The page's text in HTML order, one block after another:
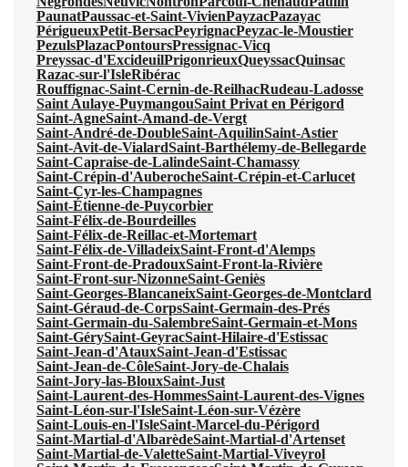
PaunatPaussac-et-Saint-VivienPayzacPazayac
PérigueuxPetit-BersacPeyrignacPeyzac-le-Moustier
PezulsPlazacPontoursPressignac-Vicq
Preyssac-d'ExcideuilPrigonrieuxQueyssacQuinsac
Razac-sur-l'IsleRibérac
Rouffignac-Saint-Cernin-de-ReilhacRudeau-Ladosse
Saint Aulaye-PuymangouSaint Privat en Périgord
Saint-AgneSaint-Amand-de-Vergt
Saint-André-de-DoubleSaint-AquilinSaint-Astier
Saint-Avit-de-VialardSaint-Barthélemy-de-Bellegarde
Saint-Capraise-de-LalindeSaint-Chamassy
Saint-Crépin-d'AuberocheSaint-Crépin-et-Carlucet
Saint-Cyr-les-Champagnes
Saint-Étienne-de-Puycorbier
Saint-Félix-de-Bourdeilles
Saint-Félix-de-Reillac-et-Mortemart
Saint-Félix-de-VilladeixSaint-Front-d'Alemps
Saint-Front-de-PradouxSaint-Front-la-Rivière
Saint-Front-sur-NizonneSaint-Geniès
Saint-Georges-BlancaneixSaint-Georges-de-Montclard
Saint-Géraud-de-CorpsSaint-Germain-des-Prés
Saint-Germain-du-SalembreSaint-Germain-et-Mons
Saint-GérySaint-GeyracSaint-Hilaire-d'Estissac
Saint-Jean-d'AtauxSaint-Jean-d'Estissac
Saint-Jean-de-CôleSaint-Jory-de-Chalais
Saint-Jory-las-BlouxSaint-Just
Saint-Laurent-des-HommesSaint-Laurent-des-Vignes
Saint-Léon-sur-l'IsleSaint-Léon-sur-Vézère
Saint-Louis-en-l'IsleSaint-Marcel-du-Périgord
Saint-Martial-d'AlbarèdeSaint-Martial-d'Artenset
Saint-Martial-de-ValetteSaint-Martial-Viveyrol